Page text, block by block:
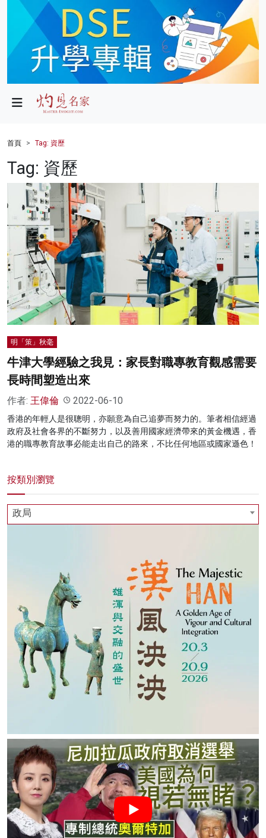
政局
財經
健康
商業
科技
影片
名家榜
灼見活動
首頁 Tag: 資歷
Tag: 資歷
明「策」秋毫
牛津大學經驗之我見：家長對職專教育觀感需要
長時間塑造出來
作者: 王偉倫 2022-06-10
香港的年輕人是很聰明，亦願意為自己追夢而努力的。筆者相信經過
政府及社會各界的不斷努力，以及善用國家經濟帶來的黃金機遇，香
港的職專教育故事必能走出自己的路來，不比任何地區或國家遜色！
按類別瀏覽
政局